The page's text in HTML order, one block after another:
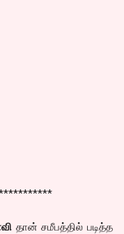
தான் சமீபத்தில் படித்த